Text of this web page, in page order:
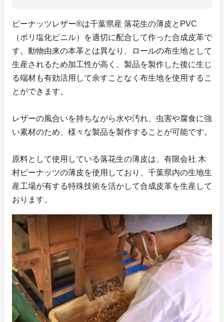
ピーナッツレザー®は千葉県産 落花生の薄皮とPVC
（ポリ塩化ビニル）を適切に配合して作った合成皮革で
す。動物由来の本革とは異なり、ロールの布生地として
生産されるため加工性が高く、製品を製作した後に生じ
る端材も有効活用して余すことなく布生地を使用するこ
とができます。
レザーの風合いを持ちながら水や汚れ、虫害や腐食に強
い素材のため、様々な製品を製作することが可能です。
原料として使用している落花生の薄皮は、有限会社 木
村ピーナッツの薄皮を使用しており、千葉県内の生地生
産工場が有する特殊技術を活かして合成皮革を生産して
おります。